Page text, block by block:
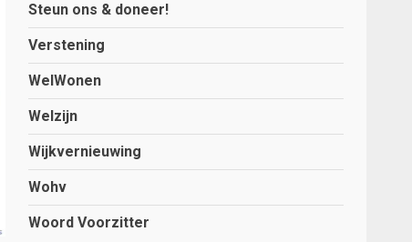
Steun ons & doneer!
Verstening
WelWonen
Welzijn
Wijkvernieuwing
Wohv
Woord Voorzitter